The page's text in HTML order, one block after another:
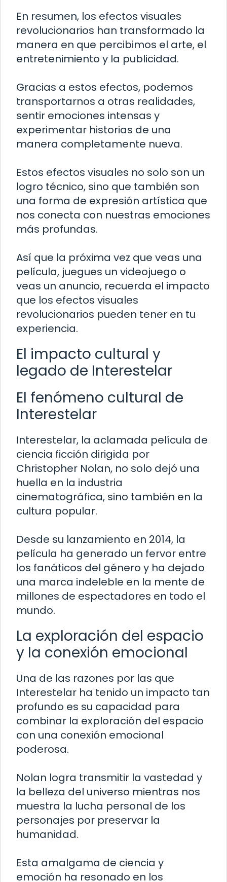
En resumen, los efectos visuales
revolucionarios han transformado la
manera en que percibimos el arte, el
entretenimiento y la publicidad.
Gracias a estos efectos, podemos
transportarnos a otras realidades,
sentir emociones intensas y
experimentar historias de una
manera completamente nueva.
Estos efectos visuales no solo son un
logro técnico, sino que también son
una forma de expresión artística que
nos conecta con nuestras emociones
más profundas.
Así que la próxima vez que veas una
película, juegues un videojuego o
veas un anuncio, recuerda el impacto
que los efectos visuales
revolucionarios pueden tener en tu
experiencia.
El impacto cultural y
legado de Interestelar
El fenómeno cultural de
Interestelar
Interestelar, la aclamada película de
ciencia ficción dirigida por
Christopher Nolan, no solo dejó una
huella en la industria
cinematográfica, sino también en la
cultura popular.
Desde su lanzamiento en 2014, la
película ha generado un fervor entre
los fanáticos del género y ha dejado
una marca indeleble en la mente de
millones de espectadores en todo el
mundo.
La exploración del espacio
y la conexión emocional
Una de las razones por las que
Interestelar ha tenido un impacto tan
profundo es su capacidad para
combinar la exploración del espacio
con una conexión emocional
poderosa.
Nolan logra transmitir la vastedad y
la belleza del universo mientras nos
muestra la lucha personal de los
personajes por preservar la
humanidad.
Esta amalgama de ciencia y
emoción ha resonado en los